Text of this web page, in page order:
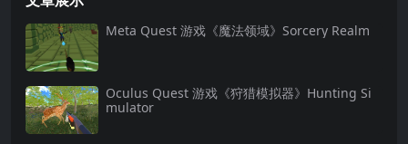
Meta Quest 游戏《魔法领域》Sorcery Realm
Oculus Quest 游戏《狩猎模拟器》Hunting Si
mulator